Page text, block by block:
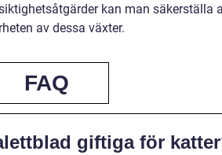
kan man säkerställa
av dessa växter.
FAQ
giftiga för